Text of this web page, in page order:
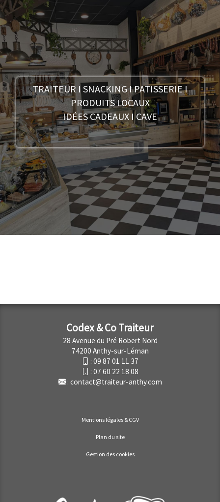
TRAITEUR I SNACKING I PATISSERIE I
PRODUITS LOCAUX
IDÉES CADEAUX I CAVE
Codex & Co Traiteur
28 Avenue du Pré Robert Nord
74200 Anthy-sur-Léman
: 09 87 01 11 37
: 07 60 22 18 08
: contact@traiteur-anthy.com
Mentions légales & CGV
Plan du site
Gestion des cookies